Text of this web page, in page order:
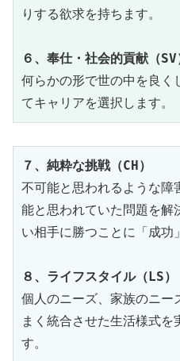
りする欲求を持ちます。
６、奉仕・社会的貢献（SV
何らかの形で世の中を良く
てキャリアを選択します。
７、純粋な挑戦（CH）
不可能と思われるような障
能と思われていた問題を解
い相手に勝つことに「成功
８、ライフスタイル（LS）
個人のニーズ、家族のニー
まく統合させた生活様式を
す。